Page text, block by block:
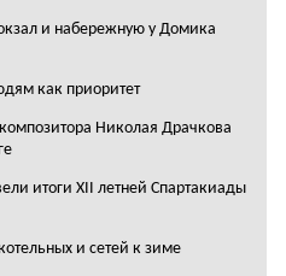
и набережную у Домика
как приоритет
Николая Драчкова
итоги XII летней Спартакиады
и сетей к зиме